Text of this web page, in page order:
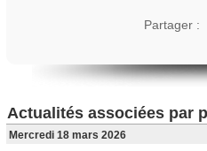
Partager :
Actualités associées par
Mercredi 18 mars 2026